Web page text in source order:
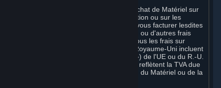
Si votre utilisation de Steam ou votre achat de Matériel sur
Steam est sujet à des taxes sur l'utilisation ou sur les
ventes, Valve est également habilité à vous facturer lesdites
taxes, en plus des frais de Souscription ou d'autres frais
figurant dans les Règles d'utilisation. Tous les frais sur
Steam dans l'Union européenne et le Royaume-Uni incluent
la taxe sur la valeur ajoutée (la « TVA ») de l'UE ou du R.-U.
Les montants de TVA perçus par Valve reflètent la TVA due
sur la valeur des Contenus et Services, du Matériel ou de la